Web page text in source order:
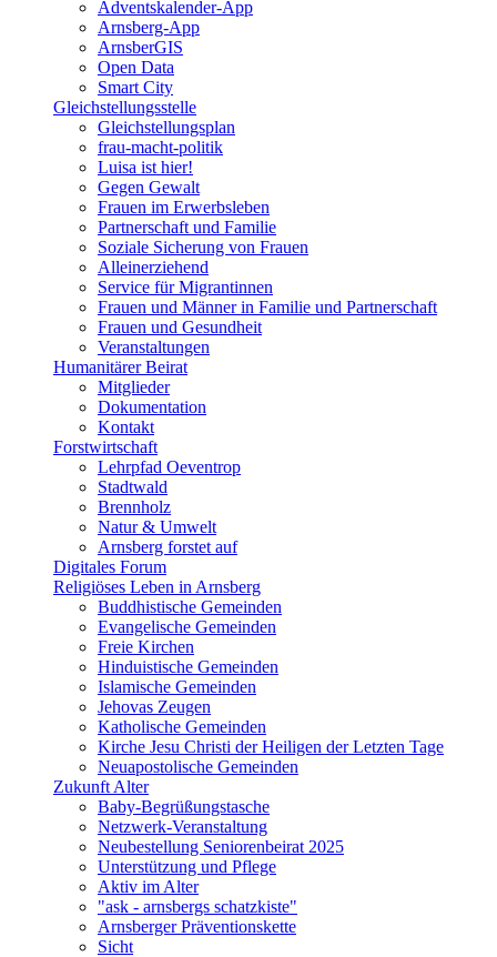
Adventskalender-App
Arnsberg-App
ArnsberGIS
Open Data
Smart City
Gleichstellungsstelle
Gleichstellungsplan
frau-macht-politik
Luisa ist hier!
Gegen Gewalt
Frauen im Erwerbsleben
Partnerschaft und Familie
Soziale Sicherung von Frauen
Alleinerziehend
Service für Migrantinnen
Frauen und Männer in Familie und Partnerschaft
Frauen und Gesundheit
Veranstaltungen
Humanitärer Beirat
Mitglieder
Dokumentation
Kontakt
Forstwirtschaft
Lehrpfad Oeventrop
Stadtwald
Brennholz
Natur & Umwelt
Arnsberg forstet auf
Digitales Forum
Religiöses Leben in Arnsberg
Buddhistische Gemeinden
Evangelische Gemeinden
Freie Kirchen
Hinduistische Gemeinden
Islamische Gemeinden
Jehovas Zeugen
Katholische Gemeinden
Kirche Jesu Christi der Heiligen der Letzten Tage
Neuapostolische Gemeinden
Zukunft Alter
Baby-Begrüßungstasche
Netzwerk-Veranstaltung
Neubestellung Seniorenbeirat 2025
Unterstützung und Pflege
Aktiv im Alter
"ask - arnsbergs schatzkiste"
Arnsberger Präventionskette
Sicht